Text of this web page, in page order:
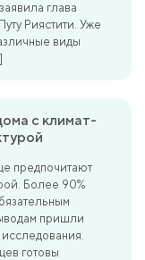
глава
Риястити. Уже
виды
с климат-
предпочитают
Более 90%
пришли
готовы